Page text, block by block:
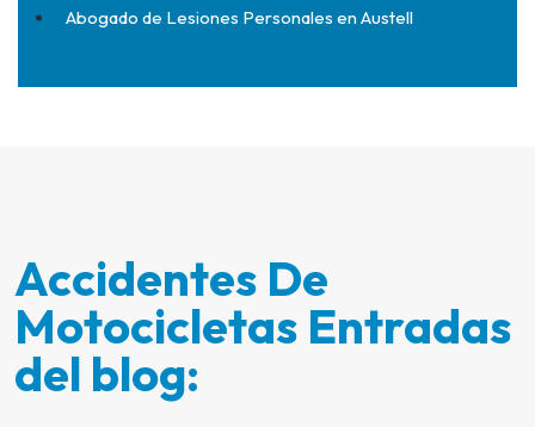
Abogado de Lesiones Personales en Austell
Accidentes De
Motocicletas Entradas
del blog: